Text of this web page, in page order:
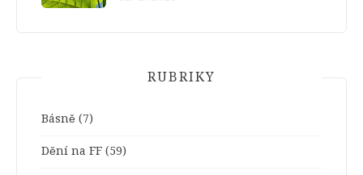
RUBRIKY
Básně (7)
Dění na FF (59)